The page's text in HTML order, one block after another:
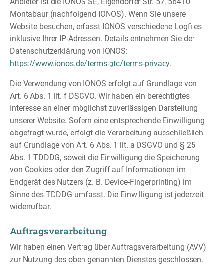
Montabaur (nachfolgend IONOS). Wenn Sie unsere
Website besuchen, erfasst IONOS verschiedene Logfiles
inklusive Ihrer IP-Adressen. Details entnehmen Sie der
Datenschutzerklärung von IONOS:
https://www.ionos.de/terms-gtc/terms-privacy.
Die Verwendung von IONOS erfolgt auf Grundlage von
Art. 6 Abs. 1 lit. f DSGVO. Wir haben ein berechtigtes
Interesse an einer möglichst zuverlässigen Darstellung
unserer Website. Sofern eine entsprechende Einwilligung
abgefragt wurde, erfolgt die Verarbeitung ausschließlich
auf Grundlage von Art. 6 Abs. 1 lit. a DSGVO und § 25
Abs. 1 TDDDG, soweit die Einwilligung die Speicherung
von Cookies oder den Zugriff auf Informationen im
Endgerät des Nutzers (z. B. Device-Fingerprinting) im
Sinne des TDDDG umfasst. Die Einwilligung ist jederzeit
widerrufbar.
Auftragsverarbeitung
Wir haben einen Vertrag über Auftragsverarbeitung (AVV)
zur Nutzung des oben genannten Dienstes geschlossen.